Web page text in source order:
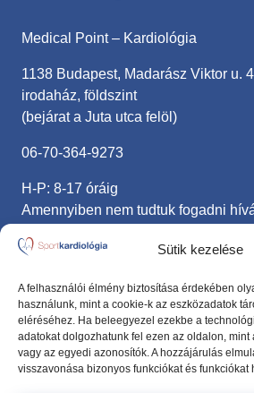
Sütik kezelése
A felhasználói élmény biztosítása érdekében
használunk, mint a cookie-k az eszközadatok
eléréséhez. Ha beleegyezel ezekbe a
adatokat dolgozhatunk fel ezen az oldalon,
vagy az egyedi azonosítók. A hozzájárulás
visszavonása bizonyos funkciókat és funkciókat
Medical Point – Kardiológia
1138 Budapest, Madarász Viktor u.
irodaház, földszint
(bejárat a Juta utca felöl)
06-70-364-9273
H-P: 8-17 óráig
Amennyiben nem tudtuk fogadni
sportkardiologia@gmail.com
Fontos linkek
Adatvédelmi nyilatkozat
Anamnézis lap